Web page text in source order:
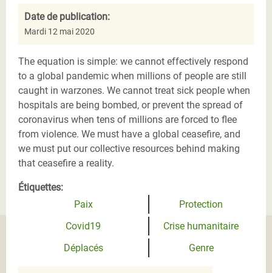
Date de publication:
Mardi 12 mai 2020
The equation is simple: we cannot effectively respond
to a global pandemic when millions of people are still
caught in warzones. We cannot treat sick people when
hospitals are being bombed, or prevent the spread of
coronavirus when tens of millions are forced to flee
from violence. We must have a global ceasefire, and
we must put our collective resources behind making
that ceasefire a reality.
Étiquettes:
Paix
Protection
Covid19
Crise humanitaire
Déplacés
Genre